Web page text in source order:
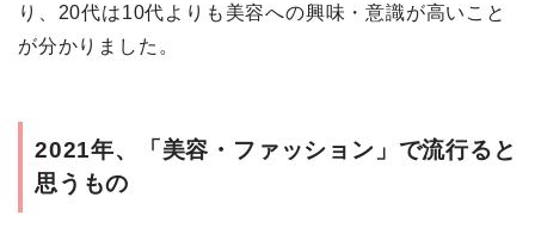
り、20代は10代よりも美容への興味・意識が高いこと
が分かりました。
2021年、「美容・ファッション」で流行ると
思うもの